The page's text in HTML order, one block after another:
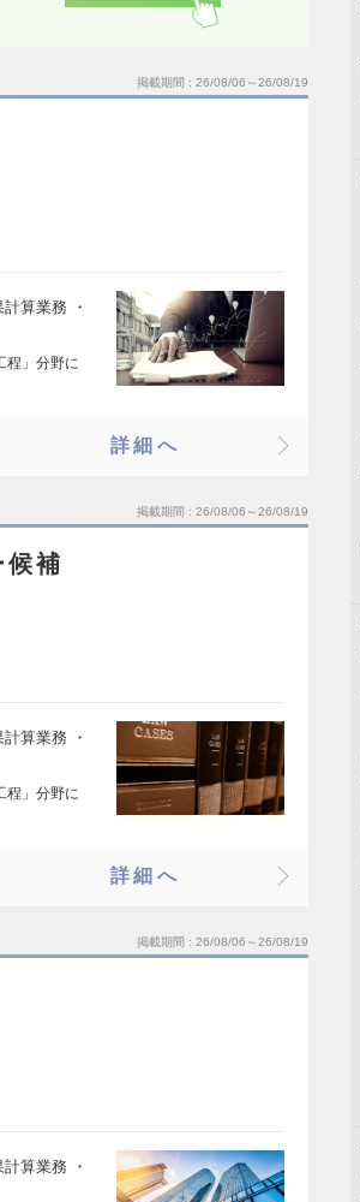
掲載期間 26/08/06～26/08/19
算業務 ・
程」分野に
詳細へ
掲載期間 26/08/06～26/08/19
候補
算業務 ・
程」分野に
詳細へ
掲載期間 26/08/06～26/08/19
算業務 ・